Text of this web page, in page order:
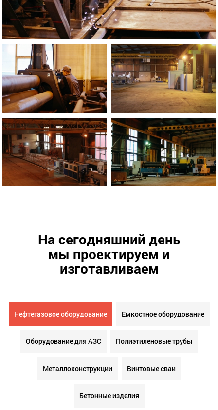
На сегодняшний день
мы проектируем и
изготавливаем
Нефтегазовое оборудование Емкостное оборудование
Оборудование для АЗС Полиэтиленовые трубы
Металлоконструкции Винтовые сваи
Бетонные изделия